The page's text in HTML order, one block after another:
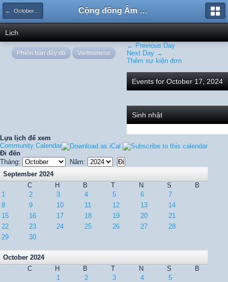
← October 2024 Cộng đồng Âm nhạc Sound Says
Lịch
← Previous Day
Next Day →
Thêm sự kiện đơn
Events for October 17, 2024
Sinh nhật
Lựa lịch để xem
Community Calendar
Đi đến
Tháng:
Năm:
September 2024
C
H B T N S
B
1
2 3 4 5 6
7
8
9 10 11 12 13
14
15
16 17 18 19 20
21
22
23 24 25 26 27
28
29
30
October 2024
C
H B T N S
B
1
2 3 4
5
Phiên bản đầy đủ Vietnamese